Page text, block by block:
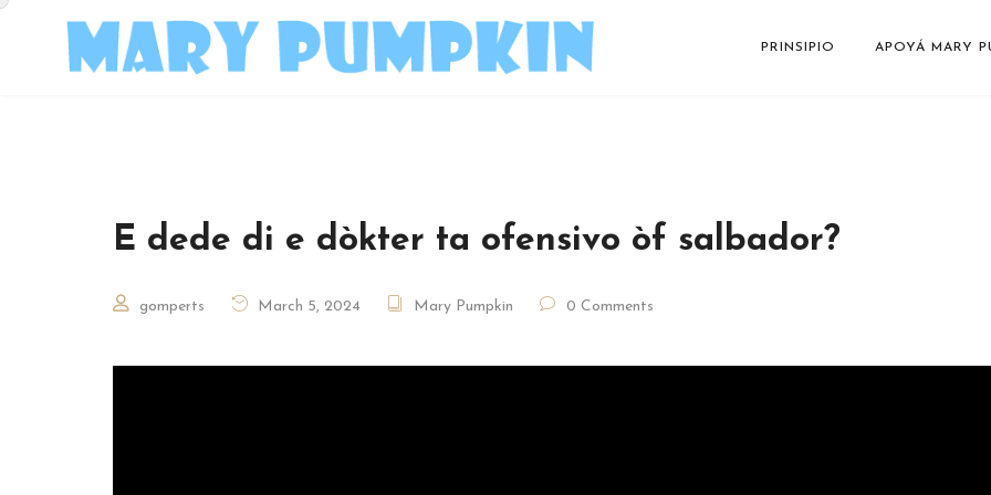
PRINSIPIO APOYÁ MARY
E dede di e dòkter ta ofensivo òf salbador?
gomperts March 5, 2024 Mary Pumpkin 0 Comments